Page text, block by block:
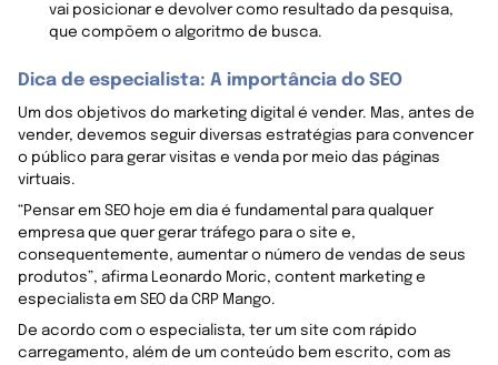
vai posicionar e devolver como resultado da pesquisa,
que compõem o algoritmo de busca.
Dica de especialista: A importância do SEO
Um dos objetivos do marketing digital é vender. Mas, antes de
vender, devemos seguir diversas estratégias para convencer
o público para gerar visitas e venda por meio das páginas
virtuais.
“Pensar em SEO hoje em dia é fundamental para qualquer
empresa que quer gerar tráfego para o site e,
consequentemente, aumentar o número de vendas de seus
produtos”, afirma Leonardo Moric, content marketing e
especialista em SEO da CRP Mango.
De acordo com o especialista, ter um site com rápido
carregamento, além de um conteúdo bem escrito, com as